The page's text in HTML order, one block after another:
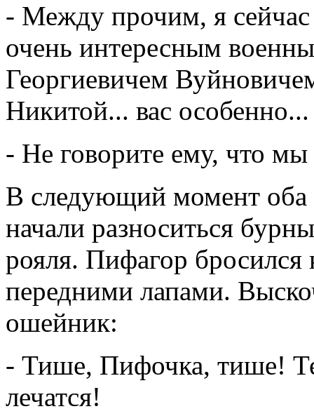
- Между прочим, я сейчас
очень интересным
Георгиевичем
Никитой... вас особенно...
- Не говорите ему, что
В следующий момент оба
начали разноситься
рояля. Пифагор бросился
передними лапами.
ошейник:
- Тише, Пифочка, тише!
лечатся!